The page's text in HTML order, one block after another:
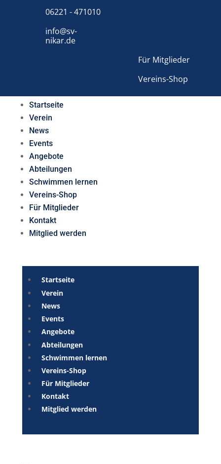
06221 - 471010
info@sv-
nikar.de
Für Mitglieder
Vereins-Shop
Startseite
Verein
News
Events
Angebote
Abteilungen
Schwimmen lernen
Vereins-Shop
Für Mitglieder
Kontakt
Mitglied werden
Startseite
Verein
News
Events
Angebote
Abteilungen
Schwimmen lernen
Vereins-Shop
Für Mitglieder
Kontakt
Mitglied werden